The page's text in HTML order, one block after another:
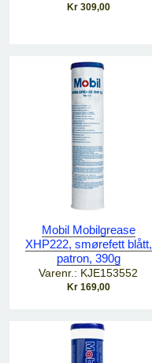
Kr 309,00
Mobil Mobilgrease
XHP222, smørefett blått,
patron, 390g
Varenr.: KJE153552
Kr 169,00